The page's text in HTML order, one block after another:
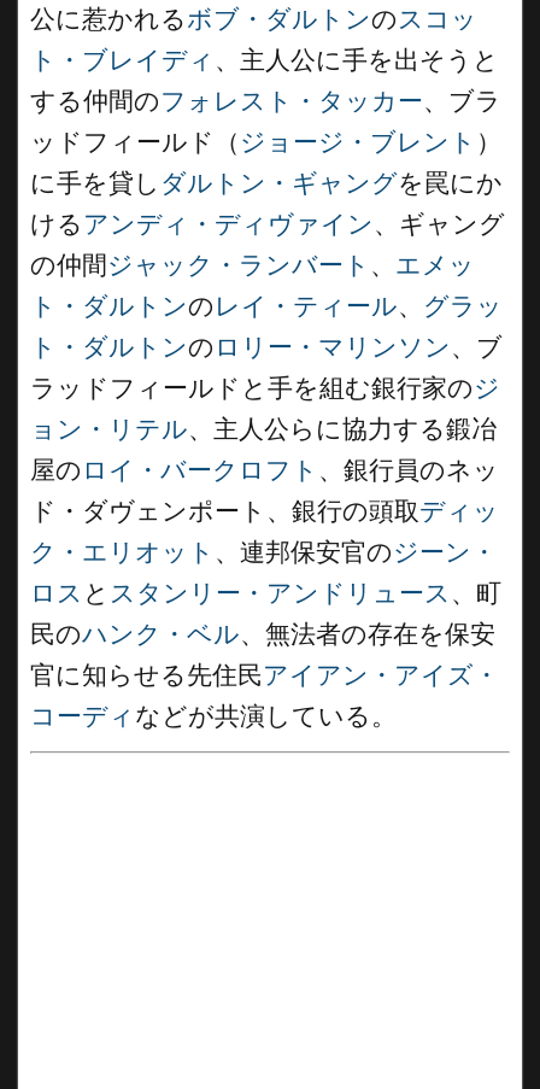
公に惹かれるボブ・ダルトンのスコッ
ト・ブレイディ 、主人公に手を出そうと
する仲間のフォレスト・タッカー、ブラ
ッドフィールド（ ジョージ・ブレント ）
に手を貸し ダルトン・ギャングを罠にか
ける アンディ・ディヴァイン 、ギャング
の仲間 ジャック・ランバート 、 エメッ
ト・ダルトンの レイ・ティール、 グラッ
ト・ダルトンの ロリー・マリンソン 、ブ
ラッドフィールドと手を組む銀行家のジ
ョン・リテル、主人公らに協力する鍛冶
屋の ロイ・バークロフト 、銀行員のネッ
ド・ダヴェンポート、銀行の頭取ディッ
ク・エリオット 、連邦保安官のジーン・
ロス と スタンリー・アンドリュース 、町
民のハンク・ベル、無法者の存在を保安
官に知らせる先住民アイアン・アイズ・
コーディ などが共演している。